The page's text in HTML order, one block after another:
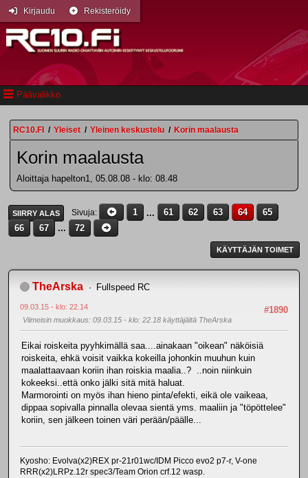
Päävalikko
Kirjaudu Rekisteröidy
RC10.FI / Yleiset / Yleinen keskustelu / Korin maalausta
Korin maalausta
Aloittaja hapelton1, 05.08.08 - klo: 08.48
SIIRRY ALAS Sivuja 1 ... 61 62 63 64
65
66
67 ... 72
KÄYTTÄJÄN TOIMET
TheArska Fullspeed RC
#1890
09.03.15 - klo: 22.14
Viimeisin muokkaus: 09.03.15 - klo: 22.18 käyttäjältä TheArska
Eikai roiskeita pyyhkimällä saa....ainakaan "oikean" näköisiä
roiskeita, ehkä voisit vaikka kokeilla johonkin muuhun kuin
maalattaavaan koriin ihan roiskia maalia..? ..noin niinkuin
kokeeksi..että onko jälki sitä mitä haluat.
Marmorointi on myös ihan hieno pinta/efekti, eikä ole vaikeaa,
dippaa sopivalla pinnalla olevaa sientä yms. maaliin ja "töpöttelee"
koriin, sen jälkeen toinen väri perään/päälle...
Kyosho: Evolva(x2)REX pr-21r01wc/IDM Picco evo2 p7-r, V-one
RRR(x2)LRPz.12r spec3/Team Orion crf.12 wasp.